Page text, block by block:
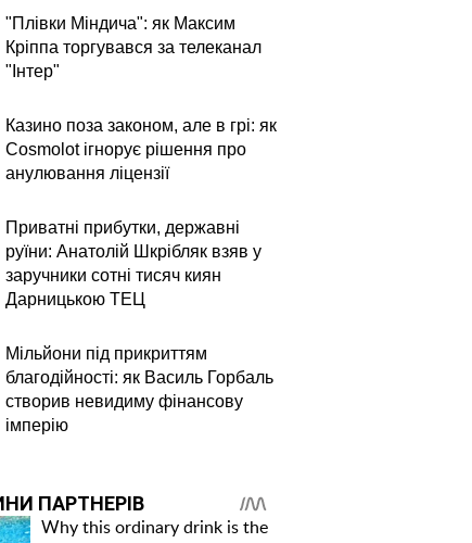
"Плівки Міндича": як Максим
Кріппа торгувався за телеканал
"Інтер"
Казино поза законом, але в грі: як
Cosmolot ігнорує рішення про
анулювання ліцензії
Приватні прибутки, державні
руїни: Анатолій Шкрібляк взяв у
заручники сотні тисяч киян
Дарницькою ТЕЦ
Мільйони під прикриттям
благодійності: як Василь Горбаль
створив невидиму фінансову
імперію